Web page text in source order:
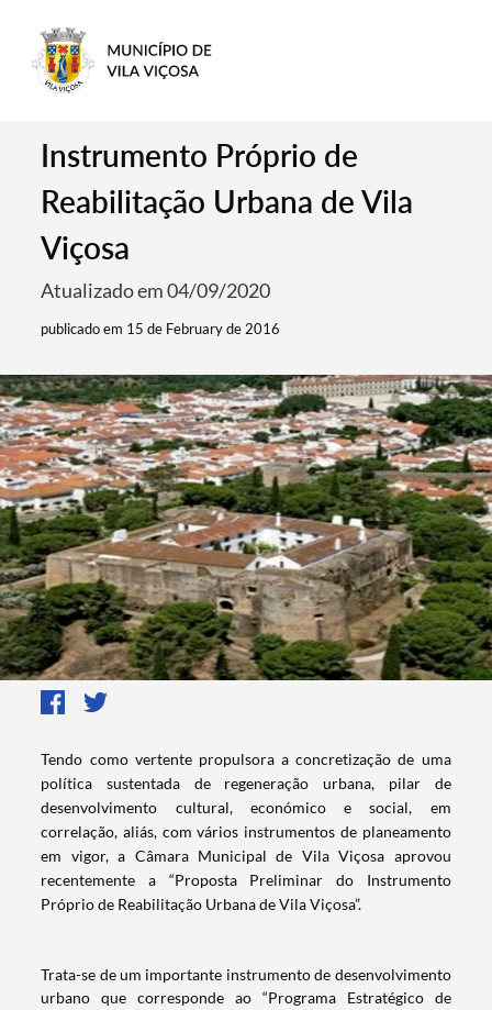
Instrumento Próprio de
Reabilitação Urbana de Vila
Viçosa
Atualizado em 04/09/2020
publicado em 15 de February de 2016
​Tendo como vertente propulsora a concretização de uma
política sustentada de regeneração urbana, pilar de
desenvolvimento cultural, económico e social, em
correlação, aliás, com vários instrumentos de planeamento
em vigor, a Câmara Municipal de Vila Viçosa aprovou
recentemente a “Proposta Preliminar do Instrumento
Próprio de Reabilitação Urbana de Vila Viçosa”.
Trata-se de um importante instrumento de desenvolvimento
urbano que corresponde ao “Programa Estratégico de